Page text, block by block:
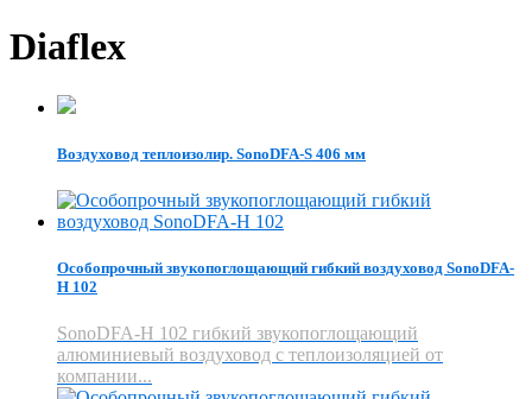
Diaflex
Воздуховод теплоизолир. SonoDFA-S 406 мм
Особопрочный звукопоглощающий гибкий воздуховод SonoDFA-
H 102
SonoDFA-H 102 гибкий звукопоглощающий
алюминиевый воздуховод с теплоизоляцией от
компании...